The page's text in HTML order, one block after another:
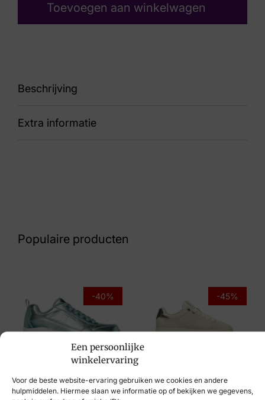
Een persoonlijke
winkelervaring
Voor de beste website-ervaring gebruiken we cookies en andere
hulpmiddelen. Hiermee slaan we informatie op of bekijken we gegevens,
Toevoegen aan winkelwagen
Beschrijving
88 8070-026 Star Calf
Extra informatie
Paul Green
8070-026 Star Calf
Populaire producten
-40%
€99,95€59,95
-45%
€109,95€59,95